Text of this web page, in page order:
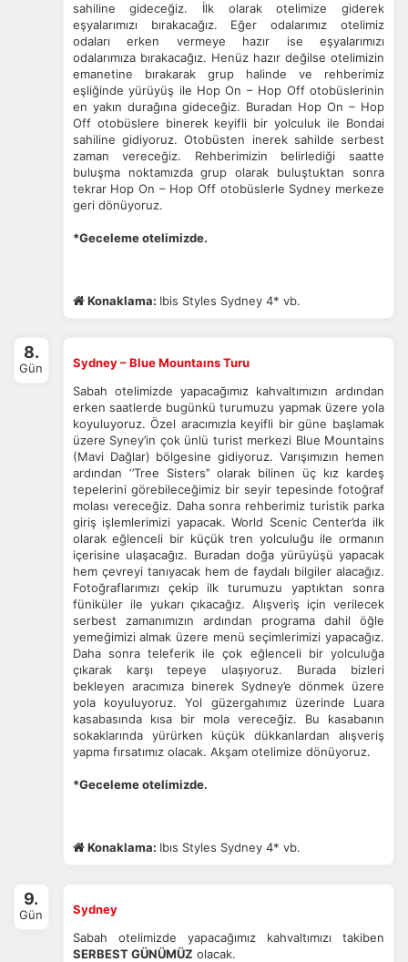
ÇEREZ KULLANIM AYARLARINIZ
Çerez tercihlerinizibelirleyin.
Daha fazla bilgi içinKVKK bilgilendirmemizi,çerez kullanımve
gizlilik koşullarınıinceleyebilirsiniz.
İstatistik Çerezleri
Ziyaretçilerin siteyi nasıl kullandığını anonim olarak
sahiline gideceğiz. İlk olarak otelimize giderek
eşyalarımızı bırakacağız. Eğer odalarımız otelimiz
odaları erken vermeye hazır ise eşyalarımızı
odalarımıza bırakacağız. Henüz hazır değilse otelimizin
emanetine bırakarak grup halinde ve rehberimiz
eşliğinde yürüyüş ile Hop On – Hop Off otobüslerinin
en yakın durağına gideceğiz. Buradan Hop On – Hop
Off otobüslere binerek keyifli bir yolculuk ile Bondai
sahiline gidiyoruz. Otobüsten inerek sahilde serbest
zaman vereceğiz. Rehberimizin belirlediği saatte
buluşma noktamızda grup olarak buluştuktan sonra
tekrar Hop On – Hop Off otobüslerle Sydney merkeze
geri dönüyoruz.
*Geceleme otelimizde.
Konaklama: Ibis Styles Sydney 4* vb.
8.
Gün
Sydney – Blue Mountaıns Turu
Sabah otelimizde yapacağımız kahvaltımızın ardından
erken saatlerde bugünkü turumuzu yapmak üzere yola
koyuluyoruz. Özel aracımızla keyifli bir güne başlamak
üzere Syney’in çok ünlü turist merkezi Blue Mountains
(Mavi Dağlar) bölgesine gidiyoruz. Varışımızın hemen
ardından ‘’Tree Sisters’’ olarak bilinen üç kız kardeş
tepelerini görebileceğimiz bir seyir tepesinde fotoğraf
molası vereceğiz. Daha sonra rehberimiz turistik parka
giriş işlemlerimizi yapacak. World Scenic Center’da ilk
olarak eğlenceli bir küçük tren yolculuğu ile ormanın
içerisine ulaşacağız. Buradan doğa yürüyüşü yapacak
hem çevreyi tanıyacak hem de faydalı bilgiler alacağız.
Fotoğraflarımızı çekip ilk turumuzu yaptıktan sonra
füniküler ile yukarı çıkacağız. Alışveriş için verilecek
serbest zamanımızın ardından programa dahil öğle
yemeğimizi almak üzere menü seçimlerimizi yapacağız.
Daha sonra teleferik ile çok eğlenceli bir yolculuğa
çıkarak karşı tepeye ulaşıyoruz. Burada bizleri
bekleyen aracımıza binerek Sydney’e dönmek üzere
yola koyuluyoruz. Yol güzergahımız üzerinde Luara
kasabasında kısa bir mola vereceğiz. Bu kasabanın
sokaklarında yürürken küçük dükkanlardan alışveriş
yapma fırsatımız olacak. Akşam otelimize dönüyoruz.
*Geceleme otelimizde.
Konaklama: Ibıs Styles Sydney 4* vb.
9.
Gün
Sydney
Sabah otelimizde yapacağımız kahvaltımızı takiben
SERBEST GÜNÜMÜZ olacak.